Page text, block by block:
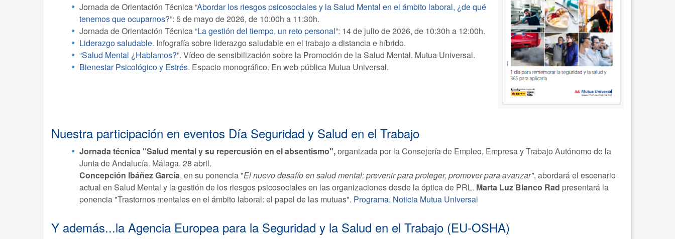
Jornada de Orientación Técnica “Abordar los riesgos psicosociales y la Salud Mental en el ámbito laboral, ¿de qué
tenemos que ocuparnos?”: 5 de mayo de 2026, de 10:00h a 11:30h.
Jornada de Orientación Técnica “La gestión del tiempo, un reto personal”: 14 de julio de 2026, de 10:30h a 12:00h.
Liderazgo saludable. Infografía sobre liderazgo saludable en el trabajo a distancia e híbrido.
“Salud Mental ¿Hablamos?”. Vídeo de sensibilización sobre la Promoción de la Salud Mental. Mutua Universal.
Bienestar Psicológico y Estrés. Espacio monográfico. En web pública Mutua Universal.
Nuestra participación en eventos Día Seguridad y Salud en el Trabajo
Jornada técnica "Salud mental y su repercusión en el absentismo",organizada por la Consejería de Empleo, Empresa y Trabajo Autónomo de la
Junta de Andalucía. Málaga. 28 abril.
Concepción Ibáñez García, en su ponencia "El nuevo desafío en salud mental: prevenir para proteger, promover para avanzar", abordará el escenario
actual en Salud Mental y la gestión de los riesgos psicosociales en las organizaciones desde la óptica de PRL. Marta Luz Blanco Rad presentará la
ponencia "Trastornos mentales en el ámbito laboral: el papel de las mutuas". Programa. Noticia Mutua Universal
Y además...la Agencia Europea para la Seguridad y la Salud en el Trabajo (EU-OSHA)